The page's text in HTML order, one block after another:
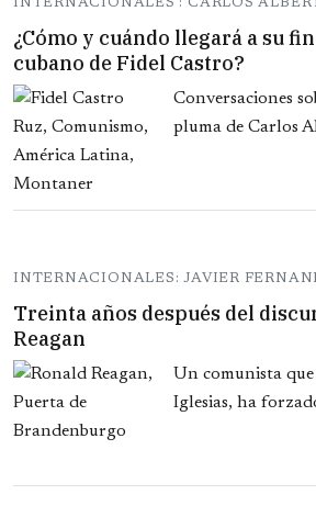
INTERNACIONALES : CARLOS
¿Cómo y cuándo llegará a su
cubano de Fidel Castro?
Conversaciones
pluma de Carlos
INTERNACIONALES: JAVIER
Treinta años después del
Reagan
Un comunista
Iglesias, ha